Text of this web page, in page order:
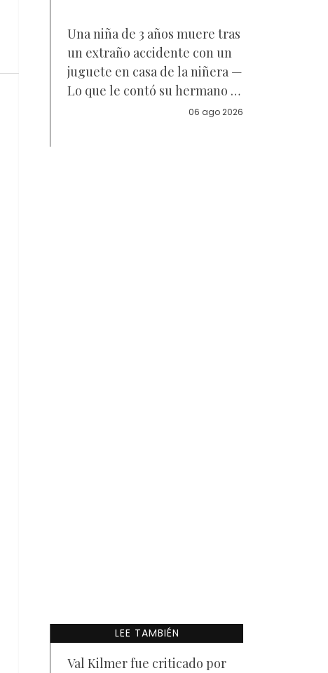
Una niña de 3 años muere tras
un extraño accidente con un
juguete en casa de la niñera —
Lo que le contó su hermano a
06 ago 2026
LEE TAMBIÉN
Val Kilmer fue criticado por